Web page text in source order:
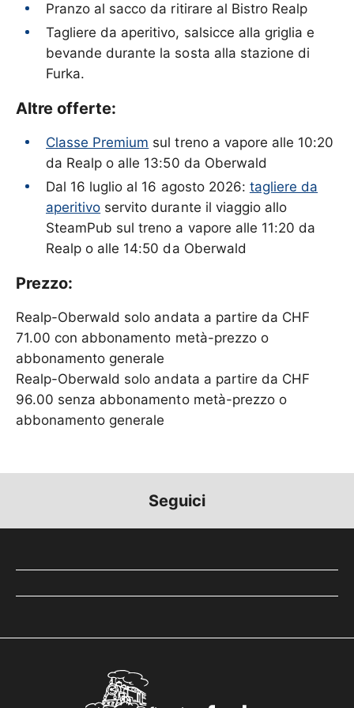
Pranzo al sacco da ritirare al Bistro Realp
Tagliere da aperitivo, salsicce alla griglia e
bevande durante la sosta alla stazione di
Furka.
Altre offerte:
Classe Premium sul treno a vapore alle 10:20
da Realp o alle 13:50 da Oberwald
Dal 16 luglio al 16 agosto 2026: tagliere da
aperitivo servito durante il viaggio allo
SteamPub sul treno a vapore alle 11:20 da
Realp o alle 14:50 da Oberwald
Prezzo:
Realp-Oberwald solo andata a partire da CHF
71.00 con abbonamento metà-prezzo o
abbonamento generale
Realp-Oberwald solo andata a partire da CHF
96.00 senza abbonamento metà-prezzo o
abbonamento generale
Seguici